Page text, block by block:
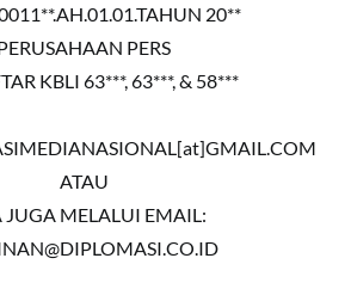
20**
PERS
KBLI 63***, 63***, & 58***
ATAU
JUGA MELALUI EMAIL: